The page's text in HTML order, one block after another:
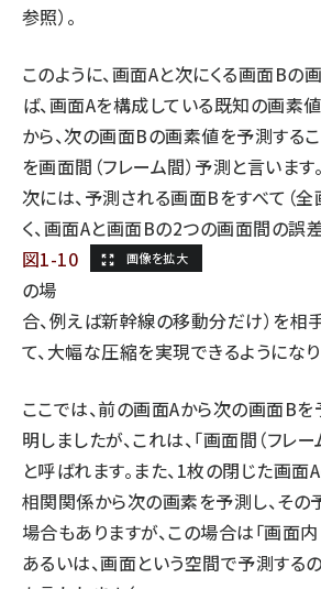
参照）。
このように、画面Aと次にくる画面Bの
ば、画面Aを構成している既知の画素値
から、次の画面Bの画素値を予測する
を画面間（フレーム間）予測と言います
次には、予測される画面Bをすべて（
く、画面Aと画面Bの2つの画面間の誤差
図1-10
の場
合、例えば新幹線の移動分だけ）を相
て、大幅な圧縮を実現できるようになり
ここでは、前の画面Aから次の画面B
明しましたが、これは、「画面間（フレー
と呼ばれます。また、1枚の閉じた画
相関関係から次の画素を予測し、その
場合もありますが、この場合は「画面内
あるいは、画面という空間で予測する